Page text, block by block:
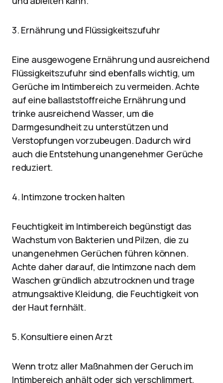
3. Ernährung und Flüssigkeitszufuhr
Eine ausgewogene Ernährung und ausreichend
Flüssigkeitszufuhr sind ebenfalls wichtig, um
Gerüche im Intimbereich zu vermeiden. Achte
auf eine ballaststoffreiche Ernährung und
trinke ausreichend Wasser, um die
Darmgesundheit zu unterstützen und
Verstopfungen vorzubeugen. Dadurch wird
auch die Entstehung unangenehmer Gerüche
reduziert.
4. Intimzone trocken halten
Feuchtigkeit im Intimbereich begünstigt das
Wachstum von Bakterien und Pilzen, die zu
unangenehmen Gerüchen führen können.
Achte daher darauf, die Intimzone nach dem
Waschen gründlich abzutrocknen und trage
atmungsaktive Kleidung, die Feuchtigkeit von
der Haut fernhält.
5. Konsultiere einen Arzt
Wenn trotz aller Maßnahmen der Geruch im
Intimbereich anhält oder sich verschlimmert,